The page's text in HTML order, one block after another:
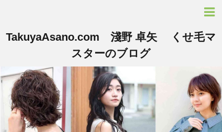
TakuyaAsano.com 淺野 卓矢 くせ毛マ
スターのブログ